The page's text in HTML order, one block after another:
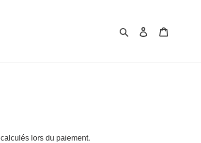
RechercherSe connecter
calculés lors du paiement.